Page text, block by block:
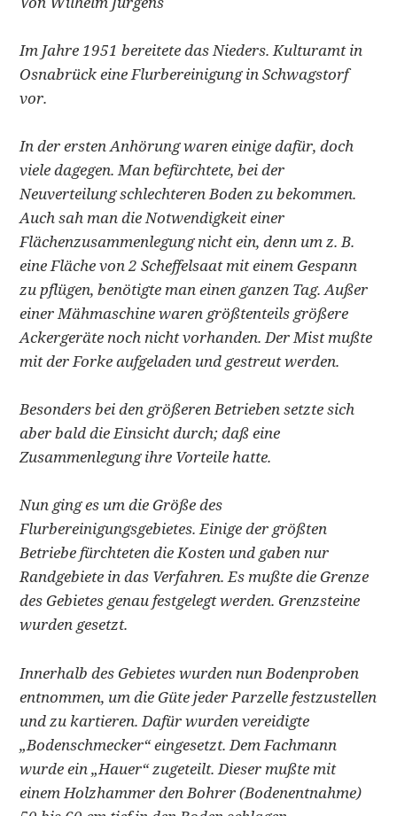
Im Jahre 1951 bereitete das Nieders. Kulturamt in
Osnabrück eine Flurbereinigung in Schwagstorf
vor.
In der ersten Anhörung waren einige dafür, doch
viele dagegen. Man befürchtete, bei der
Neuverteilung schlechteren Boden zu bekommen.
Auch sah man die Notwendigkeit einer
Flächenzusammenlegung nicht ein, denn um z. B.
eine Fläche von 2 Scheffelsaat mit einem Gespann
zu pflügen, benötigte man einen ganzen Tag. Außer
einer Mähmaschine waren größtenteils größere
Ackergeräte noch nicht vorhanden. Der Mist mußte
mit der Forke aufgeladen und gestreut werden.
Besonders bei den größeren Betrieben setzte sich
aber bald die Einsicht durch; daß eine
Zusammenlegung ihre Vorteile hatte.
Nun ging es um die Größe des
Flurbereinigungsgebietes. Einige der größten
Betriebe fürchteten die Kosten und gaben nur
Randgebiete in das Verfahren. Es mußte die Grenze
des Gebietes genau festgelegt werden. Grenzsteine
wurden gesetzt.
Innerhalb des Gebietes wurden nun Bodenproben
entnommen, um die Güte jeder Parzelle festzustellen
und zu kartieren. Dafür wurden vereidigte
„Bodenschmecker“ eingesetzt. Dem Fachmann
wurde ein „Hauer“ zugeteilt. Dieser mußte mit
einem Holzhammer den Bohrer (Bodenentnahme)